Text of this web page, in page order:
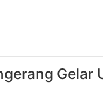
Gelar